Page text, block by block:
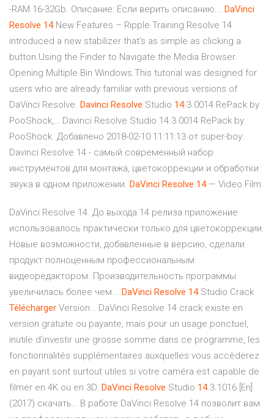
-RAM 16-32Gb. Описание: Если верить описанию... DaVinci
Resolve 14New Features – Ripple Training Resolve 14
introduced a new stabilizer that’s as simple as clicking a
button.Using the Finder to Navigate the Media Browser.
Opening Multiple Bin Windows.This tutorial was designed for
users who are already familiar with previous versions of
DaVinci Resolve. Davinci Resolve Studio 14.3.0014 RePack by
PooShock,… Davinci Resolve Studio 14.3.0014 RePack by
PooShock. Добавлено 2018-02-10 11:11:13 от super-boy:
Davinci Resolve 14 - самый современный набор
инструментов для монтажа, цветокоррекции и обработки
звука в одном приложении. DaVinci Resolve 14— Video Film
DaVinci Resolve 14. До выхода 14 релиза приложение
использовалось практически только для цветокоррекции.
Новые возможности, добавленные в версию, сделали
продукт полноценным профессиональным
видеоредактором. Производительность программы
увеличилась более чем... DaVinci Resolve 14Studio Crack
Télécharger Version… DaVinci Resolve 14 crack existe en
version gratuite ou payante, mais pour un usage ponctuel,
inutile d’investir une grosse somme dans ce programme, les
fonctionnalités supplémentaires auxquelles vous accèderez
en payant sont surtout utiles si votre caméra est capable de
filmer en 4K ou en 3D. DaVinci Resolve Studio 14.3.1016 [En]
(2017) скачать… В работе DaVinci Resolve 14 позволит вам